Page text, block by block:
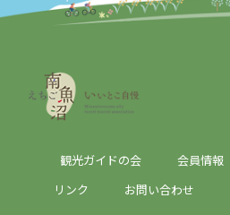
観光ガイドの会 会員情報
リンク お問い合わせ